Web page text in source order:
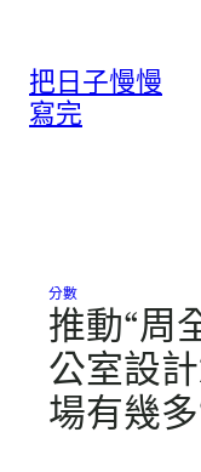
把日子慢慢
寫完
分數
推動“周
公室設
場有幾